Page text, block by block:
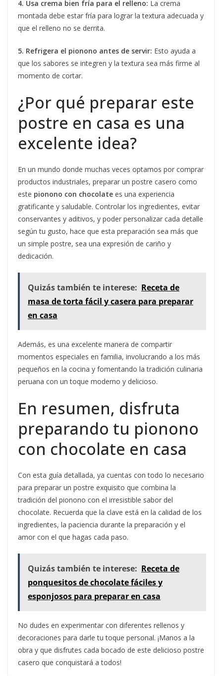
4. Usa crema bien fría para el relleno: La crema
montada debe estar fría para lograr la textura adecuada y
que el relleno no se derrita.
5. Refrigera el pionono antes de servir: Esto ayuda a
que los sabores se integren y la textura sea más firme al
momento de cortar.
¿Por qué preparar este
postre en casa es una
excelente idea?
En un mundo donde muchas veces optamos por comprar
productos industriales, preparar un postre casero como
este pionono con chocolate es una experiencia
gratificante y saludable. Controlar los ingredientes, evitar
conservantes y aditivos, y poder personalizar cada detalle
según tu gusto, hace que esta preparación sea más que
un simple postre, sea una expresión de cariño y
dedicación.
Quizás también te interese: Receta de
masa de torta fácil y casera para preparar
en casa
Además, es una excelente manera de compartir
momentos especiales en familia, involucrando a los más
pequeños en la cocina y fomentando la tradición culinaria
peruana con un toque moderno y delicioso.
En resumen, disfruta
preparando tu pionono
con chocolate en casa
Con esta guía detallada, ya cuentas con todo lo necesario
para preparar un postre exquisito que combina la
tradición del pionono con el irresistible sabor del
chocolate. Recuerda que la clave está en la calidad de los
ingredientes, la paciencia durante la preparación y el
amor con el que hagas cada paso.
Quizás también te interese: Receta de
ponquesitos de chocolate fáciles y
esponjosos para preparar en casa
No dudes en experimentar con diferentes rellenos y
decoraciones para darle tu toque personal. ¡Manos a la
obra y que disfrutes cada bocado de este delicioso postre
casero que conquistará a todos!